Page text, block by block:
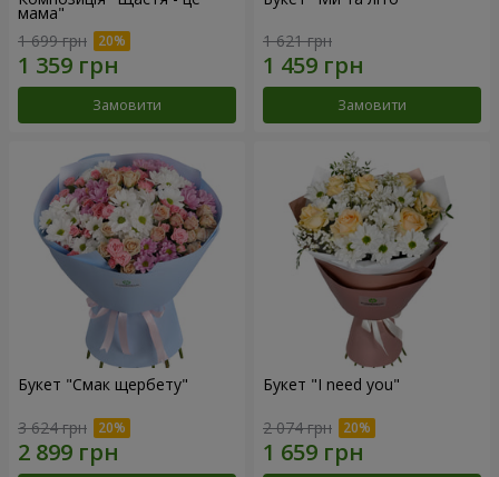
мама"
1 699 грн
Замовити
1 621 грн
Замовити
Букет "Смак щербету"
3 624 грн
Букет "I need you"
2 074 грн